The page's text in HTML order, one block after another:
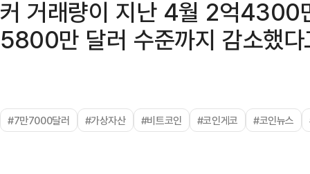
커 거래량이 지난 4월 2억4300
5800만 달러 수준까지 감소했다
#7만7000달러 #가상자산 #비트코인 #코인게코 #코인뉴스